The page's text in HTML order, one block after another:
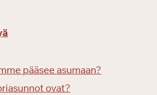
pääsee asumaan?
ovat?